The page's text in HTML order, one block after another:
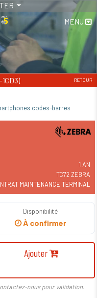
MENU
RETOUR
codes-barres
1 AN
TC72 ZEBRA
MAINTENANCE TERMINAL
Disponibilité
À confirmer
Ajouter
nous pour validation.